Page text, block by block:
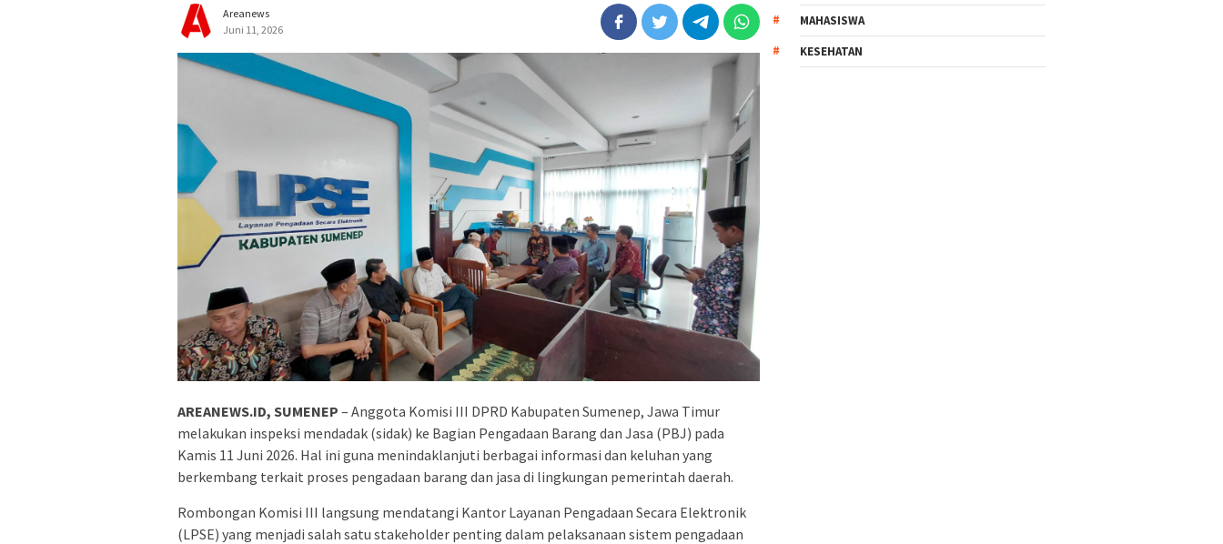
Areanews
Juni 11, 2026
AREANEWS.ID, SUMENEP – Anggota Komisi III DPRD Kabupaten Sumenep, Jawa Timur
melakukan inspeksi mendadak (sidak) ke Bagian Pengadaan Barang dan Jasa (PBJ) pada
Kamis 11 Juni 2026. Hal ini guna menindaklanjuti berbagai informasi dan keluhan yang
berkembang terkait proses pengadaan barang dan jasa di lingkungan pemerintah daerah.
Rombongan Komisi III langsung mendatangi Kantor Layanan Pengadaan Secara Elektronik
(LPSE) yang menjadi salah satu stakeholder penting dalam pelaksanaan sistem pengadaan
MAHASISWA
KESEHATAN